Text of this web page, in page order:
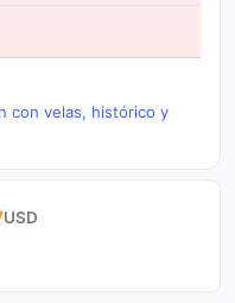
con velas, histórico y
USD